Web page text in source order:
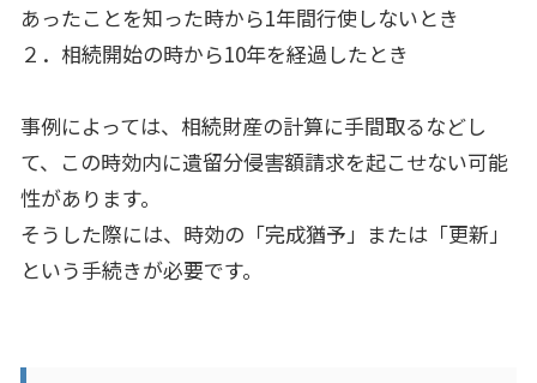
あったことを知った時から1年間行使しないとき
２．相続開始の時から10年を経過したとき
事例によっては、相続財産の計算に手間取るなどし
て、この時効内に遺留分侵害額請求を起こせない可能
性があります。
そうした際には、時効の「完成猶予」または「更新」
という手続きが必要です。